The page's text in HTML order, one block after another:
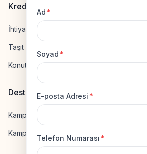
Ad *
Soyad *
E-posta Adresi *
Telefon Numarası *
Kredi Hesapla
İhtiyaç Kredisi Hesapla
Taşıt Kredisi Hesapla
Konut Kredisi Hesapla
Destek
Kampanya Gönderme
Kampanyaya Katılma